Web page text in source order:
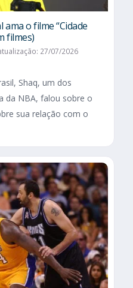
ama o filme “Cidade
filmes)
27/07/2026
Shaq, um dos
da NBA, falou sobre o
sua relação com o